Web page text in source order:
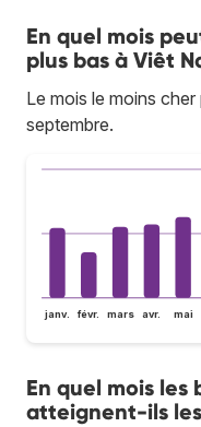
En quel mois
plus bas à Viêt
Le mois le moins
septembre.
janv. févr. mars avr. mai
En quel mois les
atteignent-ils